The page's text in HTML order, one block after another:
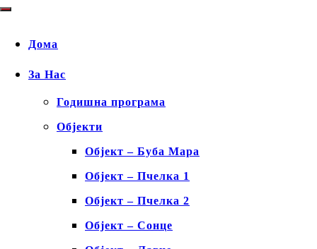
Дома
За Нас
Годишна програма
Објекти
Објект – Буба Мара
Објект – Пчелка 1
Објект – Пчелка 2
Објект – Сонце